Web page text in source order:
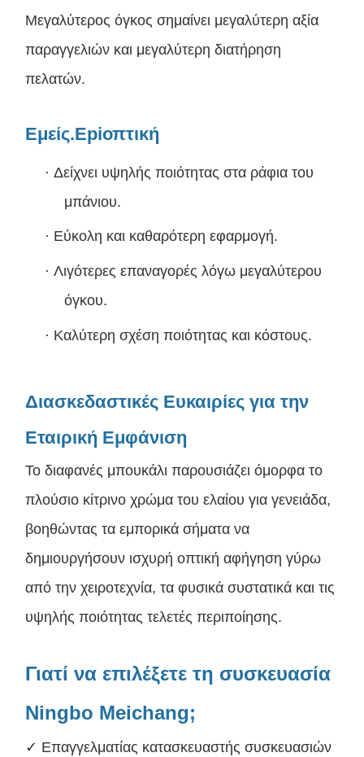
Μεγαλύτερος όγκος σημαίνει μεγαλύτερη αξία
παραγγελιών και μεγαλύτερη διατήρηση
πελατών.
Εμείς.Εpiοπτική
· Δείχνει υψηλής ποιότητας στα ράφια του
μπάνιου.
· Εύκολη και καθαρότερη εφαρμογή.
· Λιγότερες επαναγορές λόγω μεγαλύτερου
όγκου.
· Καλύτερη σχέση ποιότητας και κόστους.
Διασκεδαστικές Ευκαιρίες για την
Εταιρική Εμφάνιση
Το διαφανές μπουκάλι παρουσιάζει όμορφα το
πλούσιο κίτρινο χρώμα του ελαίου για γενειάδα,
βοηθώντας τα εμπορικά σήματα να
δημιουργήσουν ισχυρή οπτική αφήγηση γύρω
από την χειροτεχνία, τα φυσικά συστατικά και τις
υψηλής ποιότητας τελετές περιποίησης.
Γιατί να επιλέξετε τη συσκευασία
Ningbo Meichang;
✓ Επαγγελματίας κατασκευαστής συσκευασιών